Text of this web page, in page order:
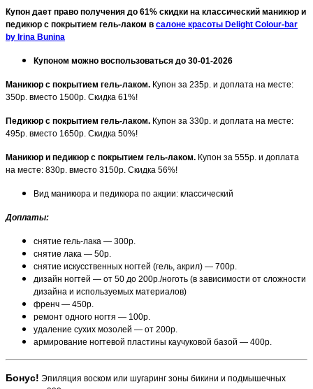
Купон дает право получения до 61% скидки на классический маникюр и
педикюр с покрытием гель-лаком в салоне красоты Delight Colour-bar
by Irina Bunina
Купоном можно воспользоваться до 30-01-2026
Маникюр с покрытием гель-лаком. Купон за 235р. и доплата на месте:
350р. вместо 1500р. Скидка 61%!
Педикюр с покрытием гель-лаком. Купон за 330р. и доплата на месте:
495р. вместо 1650р. Скидка 50%!
Маникюр и педикюр с покрытием гель-лаком. Купон за 555р. и доплата
на месте: 830р. вместо 3150р. Скидка 56%!
Вид маникюра и педикюра по акции: классический
Доплаты:
снятие гель-лака — 300р.
снятие лака — 50р.
снятие искусственных ногтей (гель, акрил) — 700р.
дизайн ногтей — от 50 до 200р./ноготь (в зависимости от сложности
дизайна и используемых материалов)
френч — 450р.
ремонт одного ногтя — 100р.
удаление сухих мозолей — от 200р.
армирование ногтевой пластины каучуковой базой — 400р.
Бонус! Эпиляция воском или шугаринг зоны бикини и подмышечных